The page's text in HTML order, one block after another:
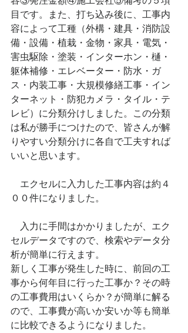
目です。また、打ち込み後に、工事内
容によって工種（外構・建具・消防設
備・設備・植栽・金物・家具・電気・
害虫駆除・塗装・インターホン・樋・
躯体補修・エレベーター・防水・ガ
ス・内装工事・大規模修繕工事・イン
ターネット・防犯カメラ・タイル・テ
レビ）に分類分けしました。この分類
は私が勝手につけたので、皆さんが解
りやすい分類分けに各自で工夫すれば
いいと思います。
エクセルに入力した工事内容は約４
００件になりました。
入力に手間はかかりましたが、エク
セルデータですので、検索やデータ分
析が簡単に行えます。
新しく工事が発生した時に、前回の工
事から何年目に行った工事か？その時
の工事費用はいくらか？が簡単に解る
ので、工事費が高いか安いか等も簡単
に比較できるようになりました。